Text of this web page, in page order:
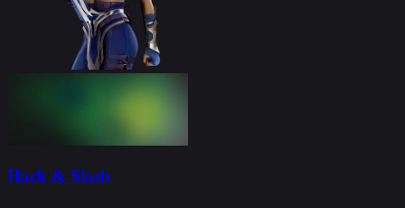
Hack & Slash